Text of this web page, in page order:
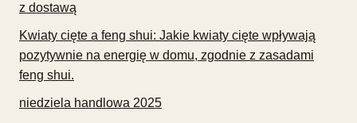
z dostawą
Kwiaty cięte a feng shui: Jakie kwiaty cięte wpływają
pozytywnie na energię w domu, zgodnie z zasadami
feng shui.
niedziela handlowa 2025